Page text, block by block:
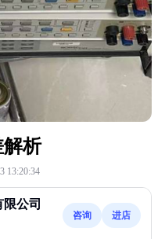
析
13:20:34
公司
咨询 进店